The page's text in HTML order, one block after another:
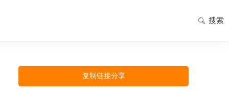
搜索
复制链接分享